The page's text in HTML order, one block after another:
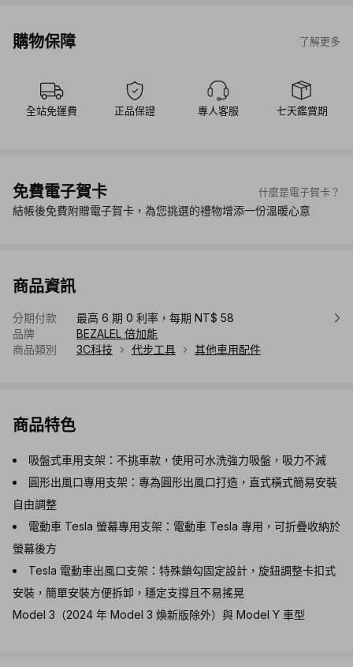
購物保障 了解更多
全站免運費 正品保證 專人客服 七天鑑賞期
免費電子賀卡 什麼是電子賀卡？
結帳後免費附贈電子賀卡，為您挑選的禮物增添一份溫暖心意
商品資訊
分期付款
最高 6 期 0 利率，每期 NT$ 58
品牌
BEZALEL 倍加能
商品類別
3C科技 代步工具 其他車用配件
商品特色
吸盤式車用支架：不挑車款，使用可水洗強力吸盤，吸力不減
圓形出風口專用支架：專為圓形出風口打造，直式橫式簡易安裝
自由調整
電動車 Tesla 螢幕專用支架：電動車 Tesla 專用，可折疊收納於
螢幕後方
Tesla 電動車出風口支架：特殊鎖勾固定設計，旋鈕調整卡扣式
安裝，簡單安裝方便拆卸，穩定支撐且不易搖晃
Model 3（2024 年 Model 3 煥新版除外）與 Model Y 車型